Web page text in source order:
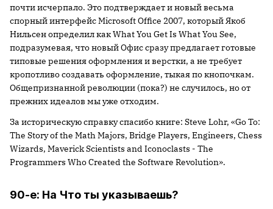
почти исчерпало. Это подтверждает и новый весьма
спорный интерфейс Microsoft Office 2007, который Якоб
Нильсен определил как What You Get Is What You See,
подразумевая, что новый Офис сразу предлагает готовые
типовые решения оформления и верстки, а не требует
кропотливо создавать оформление, тыкая по кнопочкам.
Общепризнанной революции (пока?) не случилось, но от
прежних идеалов мы уже отходим.
За историческую справку спасибо книге: Steve Lohr, «Go To:
The Story of the Math Majors, Bridge Players, Engineers, Chess
Wizards, Maverick Scientists and Iconoclasts - The
Programmers Who Created the Software Revolution».
90-е: На Что ты указываешь?